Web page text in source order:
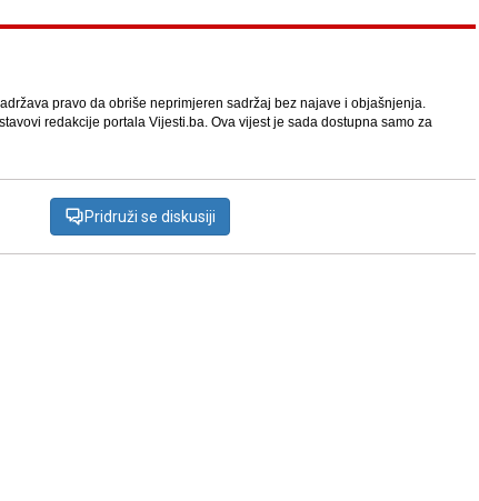
pravo da obriše neprimjeren sadržaj bez najave i objašnjenja.
redakcije portala Vijesti.ba. Ova vijest je sada dostupna samo za
Pridruži se diskusiji